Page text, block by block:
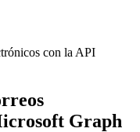
con la API
Graph